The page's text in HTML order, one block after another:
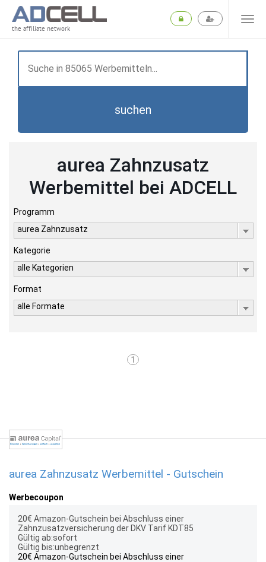
the affiliate network
suchen
aurea Zahnzusatz
Werbemittel bei ADCELL
Programm
aurea Zahnzusatz
Kategorie
alle Kategorien
Format
alle Formate
1
aurea Zahnzusatz Werbemittel - Gutschein
Werbecoupon
20€ Amazon-Gutschein bei Abschluss einer
Zahnzusatzversicherung der DKV Tarif KDT85
Gültig ab:sofort
Gültig bis:unbegrenzt
20€ Amazon-Gutschein bei Abschluss einer